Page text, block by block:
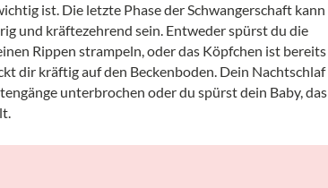
ist. Die letzte Phase der Schwangerschaft kann
und kräftezehrend sein. Entweder spürst du die
Rippen strampeln, oder das Köpfchen ist bereits
dir kräftig auf den Beckenboden. Dein Nachtschlaf
unterbrochen oder du spürst dein Baby, das